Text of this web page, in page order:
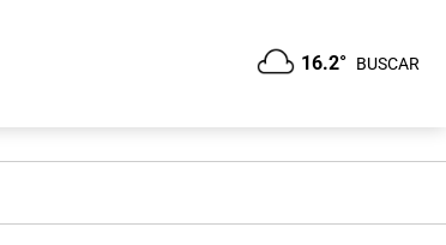
16.2° BUSCAR